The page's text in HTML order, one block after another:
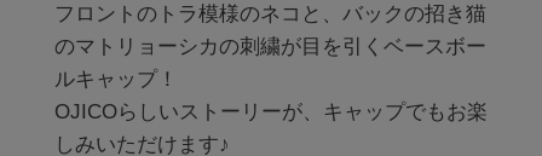
フロントのトラ模様のネコと、バックの招き猫
のマトリョーシカの刺繍が目を引くベースボー
ルキャップ！
OJICOらしいストーリーが、キャップでもお楽
しみいただけます♪